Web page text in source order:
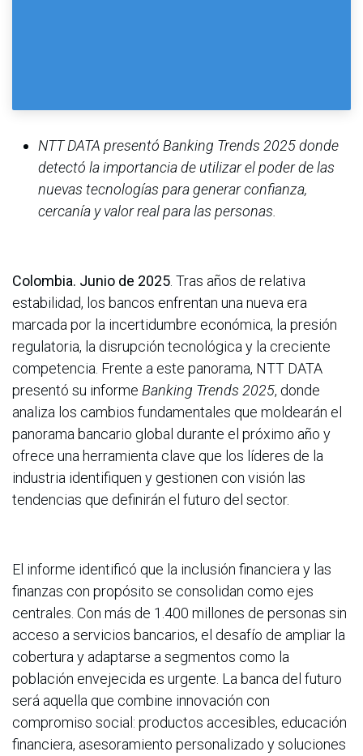
NTT DATA presentó Banking Trends 2025 donde
detectó la importancia de utilizar el poder de las
nuevas tecnologías para generar confianza,
cercanía y valor real para las personas.
Colombia. Junio de 2025. Tras años de relativa
estabilidad, los bancos enfrentan una nueva era
marcada por la incertidumbre económica, la presión
regulatoria, la disrupción tecnológica y la creciente
competencia. Frente a este panorama, NTT DATA
presentó su informe Banking Trends 2025, donde
analiza los cambios fundamentales que moldearán el
panorama bancario global durante el próximo año y
ofrece una herramienta clave que los líderes de la
industria identifiquen y gestionen con visión las
tendencias que definirán el futuro del sector.
El informe identificó que la inclusión financiera y las
finanzas con propósito se consolidan como ejes
centrales. Con más de 1.400 millones de personas sin
acceso a servicios bancarios, el desafío de ampliar la
cobertura y adaptarse a segmentos como la
población envejecida es urgente. La banca del futuro
será aquella que combine innovación con
compromiso social: productos accesibles, educación
financiera, asesoramiento personalizado y soluciones